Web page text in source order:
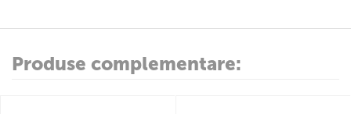
Produse complementare: